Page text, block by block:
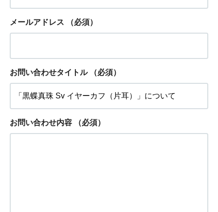
メールアドレス （必須）
お問い合わせタイトル （必須）
お問い合わせ内容 （必須）